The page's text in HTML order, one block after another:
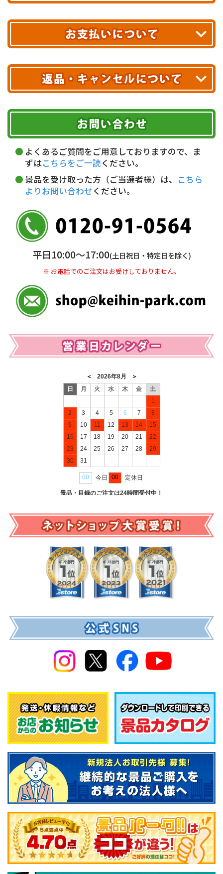
あす着エリアが対象です。
エリアやお届け日の確認はこちら▶
※ 配送業者による配送遅延が生じる可能性がございます。
※ 沖縄・離島はお届けできません。
送料無料!
10,000円未満 全国一律1,100円(税込)
配送業者
ヤマト運輸
お届け可能時間帯
午前中 14～16時
16～18時
18～20時
19～21時 指定なし
クレジットカード
代金引換(現金のみ)
5,000円未満…330円(税込)
銀行振込(前払い)
普通 7263489
＜口座名＞ カ）ディースタイル
※ 振込み手数料お客様ご負担。
期限を含むルール（条件）や、お客様にご負担い
ただく費用がございます。
詳しくはこちら▶
よくあるご質問をご用意しておりますので、ま
ずはこちらをご一読ください。
景品を受け取った方（ご当選者様）は、
こちら
よりお問い合わせください。
平日10:00〜17:00(土日祝日・特定日を除く)
※ お電話でのご注文はお受けしておりません。